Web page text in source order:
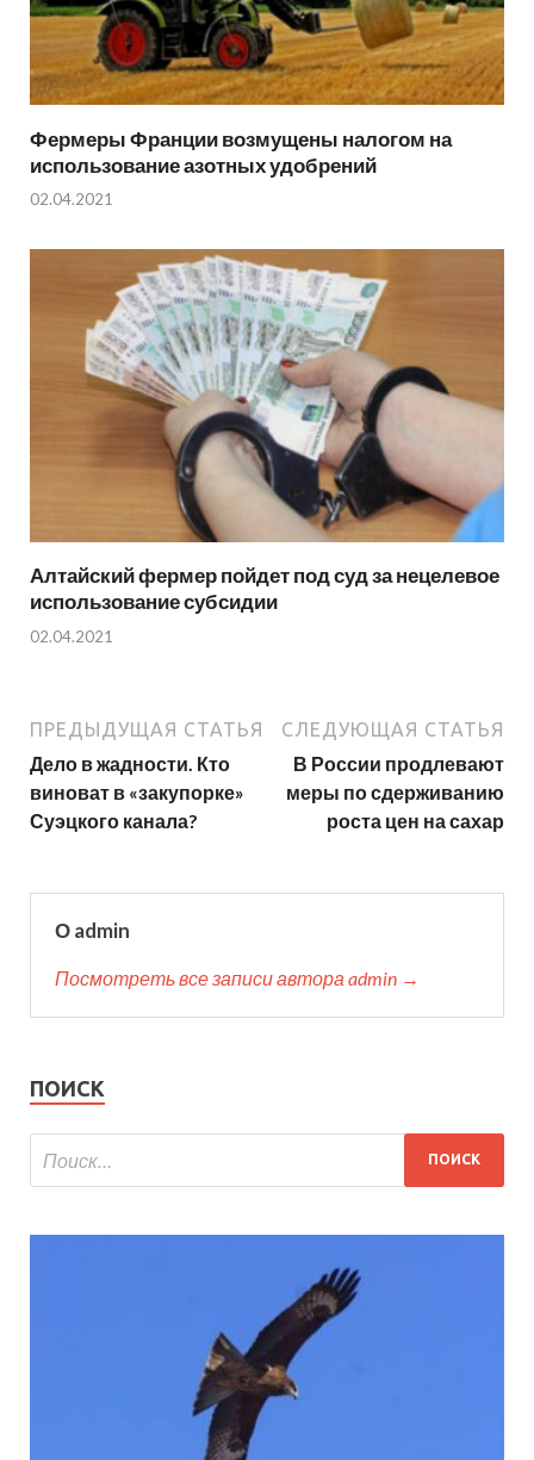
Фермеры Франции возмущены налогом на
использование азотных удобрений
02.04.2021
Алтайский фермер пойдет под суд за нецелевое
использование субсидии
02.04.2021
ПРЕДЫДУЩАЯ СТАТЬЯ
Дело в жадности. Кто
виноват в «закупорке»
Суэцкого канала?
СЛЕДУЮЩАЯ СТАТЬЯ
В России продлевают
меры по сдерживанию
роста цен на сахар
О admin
Посмотреть все записи автора admin →
ПОИСК